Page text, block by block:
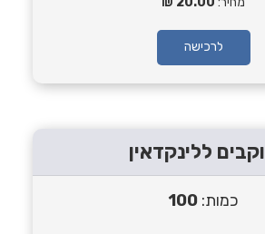
לרכישה
ללינקדאין
כמות: 100